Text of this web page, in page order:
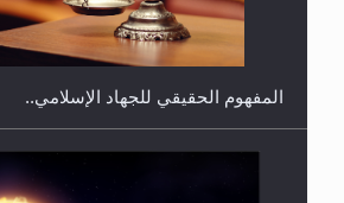
المحجبات؟
المفهوم الحقيقي للجهاد الإسلامي..